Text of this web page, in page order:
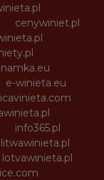
cenywiniet.pl
e-winieta.eu
info365.pl
litwawinieta.pl
lotvawinieta.pl